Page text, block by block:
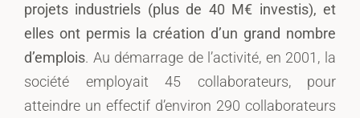
projets industriels (plus de 40 M€ investis), et
elles ont permis la création d’un grand nombre
d’emplois. Au démarrage de l’activité, en 2001, la
société employait 45 collaborateurs, pour
atteindre un effectif d’environ 290 collaborateurs